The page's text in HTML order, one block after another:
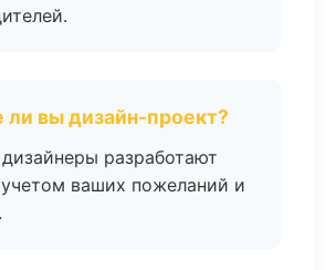
ли вы дизайн-проект?
разработают
ваших пожеланий и